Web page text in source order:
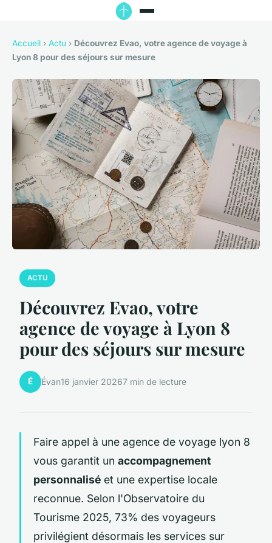
Accueil › Actu › Découvrez Evao, votre agence de voyage à
Lyon 8 pour des séjours sur mesure
ACTU
Découvrez Evao, votre
agence de voyage à Lyon 8
pour des séjours sur mesure
É Évan16 janvier 20267 min de lecture
Faire appel à une agence de voyage lyon 8
vous garantit un accompagnement
personnalisé et une expertise locale
reconnue. Selon l'Observatoire du
Tourisme 2025, 73% des voyageurs
privilégient désormais les services sur